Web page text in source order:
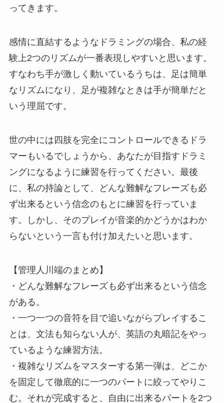
ってきます。
感情に直結するようなドラミングの場合、私の経
験上2つのリズムが一番表現しやすいと思います。
すなわち手が激しく動いているうちは、足は簡単
なリズムになり、足が複雑なときは手が簡単だと
いう理屈です。
世の中には四肢を完全にコントロールできるドラ
マーもいるでしょうから、あなたが目指すドラミ
ングになるように練習を行ってください。最後
に、私の持論として、どんな難解なフレーズも必
ず出来るという信念のもとに練習を行っていま
す。しかし、そのプレイが音楽的かどうかはわか
らないという一言も付け加えたいと思います。
【管理人川端のまとめ】
・どんな難解なフレーズも必ず出来るという信念
がある。
・一つ一つの音符を目で追いながらプレイするこ
とは、文法も知らない人が、英語の丸暗記をやっ
ているような練習方法。
・複雑なリズムをマスターする第一弾は、どこか
を固定して徹底的に一つのパートに絞ってやりこ
む。それが完成すると、自由に出来るパートを2つ